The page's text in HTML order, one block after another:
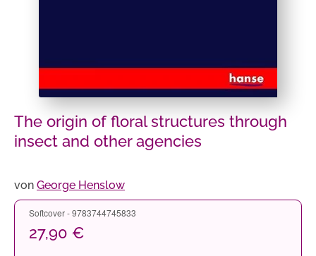
The origin of floral structures through
insect and other agencies
von George Henslow
Softcover - 9783744745833
27,90 €